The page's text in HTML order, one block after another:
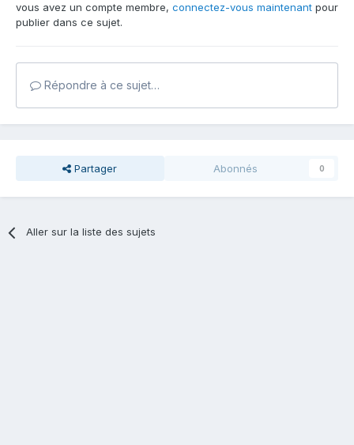
vous avez un compte membre, connectez-vous maintenant pour
publier dans ce sujet.
Répondre à ce sujet…
Partager Abonnés 0
Aller sur la liste des sujets